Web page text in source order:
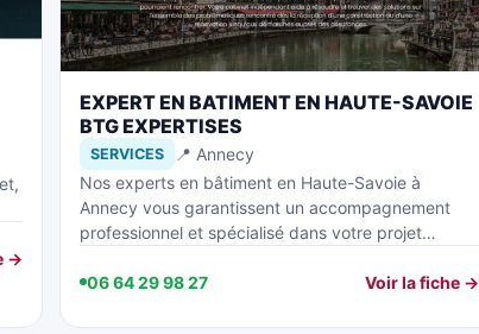
→
EXPERT EN BATIMENT EN HAUTE-SAVOIE
BTG EXPERTISES
SERVICES
📍 Annecy
Nos experts en bâtiment en Haute-Savoie à
Annecy vous garantissent un accompagnement
professionnel et spécialisé dans votre projet…
06 64 29 98 27 Voir la fiche →